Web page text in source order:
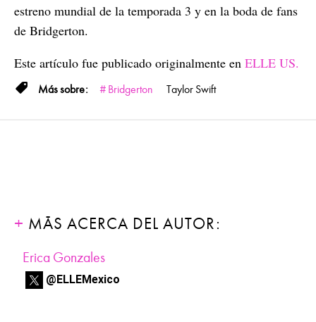
estreno mundial de la temporada 3 y en la boda de fans
de Bridgerton.
Este artículo fue publicado originalmente en ELLE US.
Bridgerton Taylor Swift
MÁS ACERCA DEL AUTOR:
Erica Gonzales
@ELLEMexico